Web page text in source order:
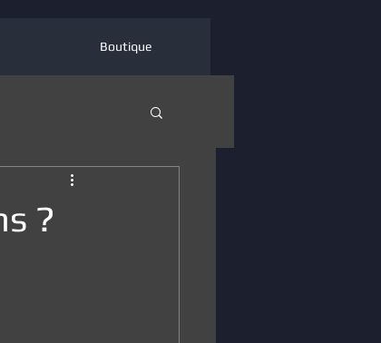
Boutique
?